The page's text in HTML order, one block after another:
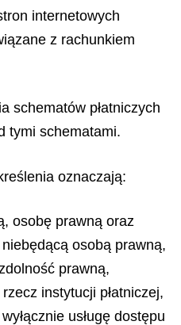
internetowych
z rachunkiem
schematów płatniczych
tymi schematami.
oznaczają:
osobę prawną oraz
osobą prawną,
prawną,
instytucji płatniczej,
usługę dostępu